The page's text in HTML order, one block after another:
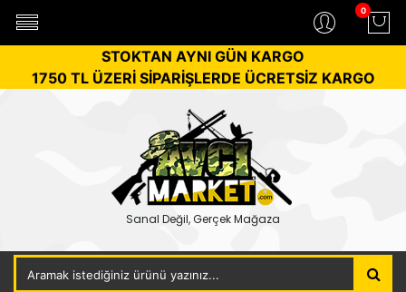
0
STOKTAN AYNI GÜN KARGO
1750 TL ÜZERİ SİPARİŞLERDE ÜCRETSİZ KARGO
Sanal Değil, Gerçek Mağaza